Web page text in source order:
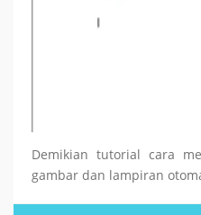
Demikian tutorial cara
gambar dan lampiran